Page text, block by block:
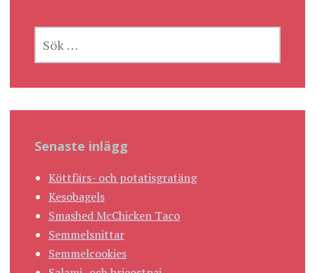
EFTER:
Senaste inlägg
Köttfärs- och potatisgratäng
Kesobagels
Smashed McChicken Taco
Semmelsnittar
Semmelcookies